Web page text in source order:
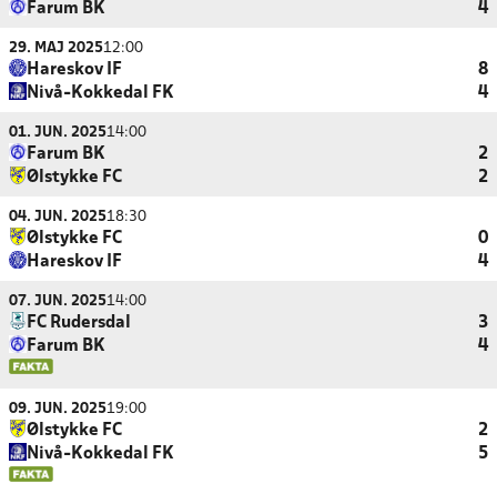
Farum BK
4
29. MAJ 202512:00
Hareskov IF
8
Nivå-Kokkedal FK
4
01. JUN. 202514:00
Farum BK
2
Ølstykke FC
2
04. JUN. 202518:30
Ølstykke FC
0
Hareskov IF
4
07. JUN. 202514:00
FC Rudersdal
3
Farum BK
4
09. JUN. 202519:00
Ølstykke FC
2
Nivå-Kokkedal FK
5